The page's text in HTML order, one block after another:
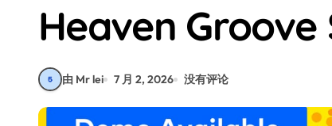
小镇惊魂：重制版合集 DreadOut
Heaven Groove
由 Mr lei 7 月 2, 2026 没有评论